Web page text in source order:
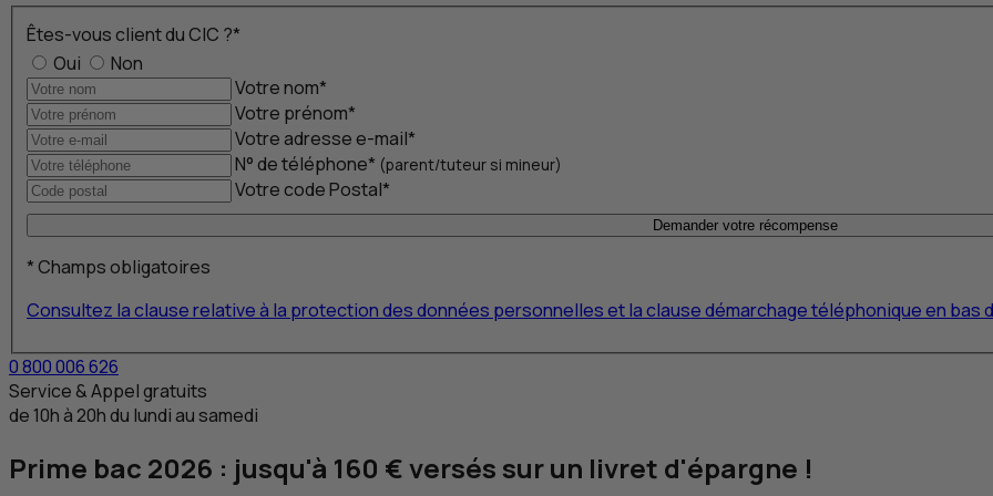
Êtes-vous client duCIC ?*
Oui
Non
Votre nom*
Votre prénom*
Votre adresse e-mail*
N° de téléphone* (parent/tuteur si mineur)
Votre code Postal*
Demander votre récompense
*Champs obligatoires
Consultez la clause relative à la protection des données personnelles et la clause démarchage téléphonique en bas
0 800 006 626
Service & Appel gratuits
de 10h à 20h du lundi au samedi
Prime bac 2026 : jusqu'à 160 € versés sur un livret d'épargne !